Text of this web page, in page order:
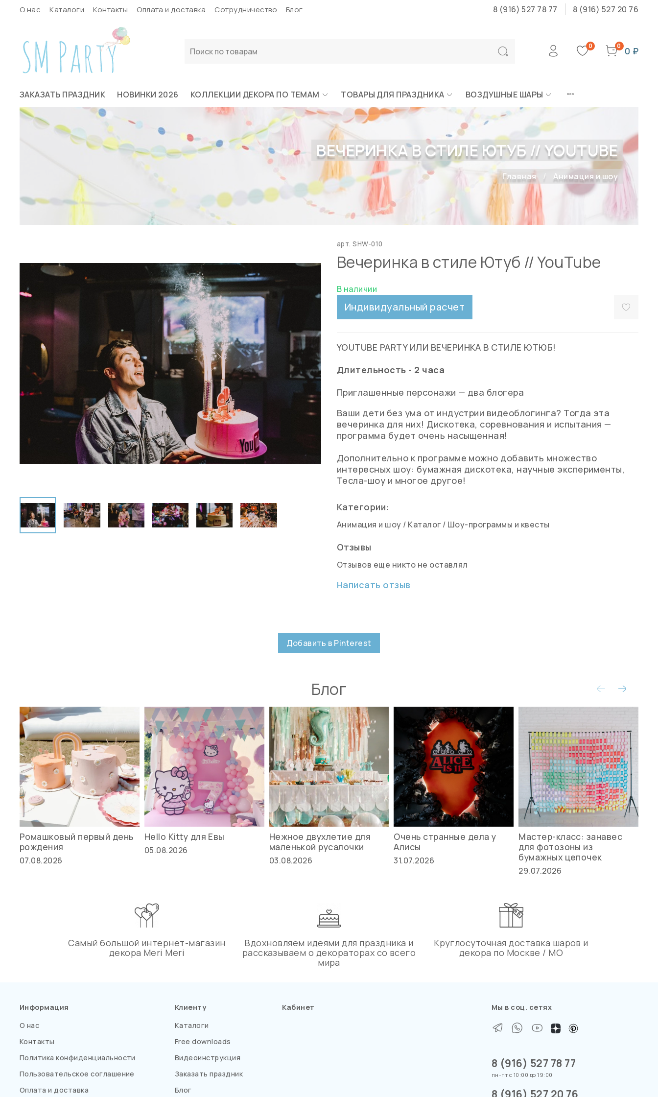
О нас Каталоги Контакты Оплата и доставка Сотрудничество Блог 8 (916) 527 78 77 8 (916) 527 20 76
0 0 0 ₽
ЗАКАЗАТЬ ПРАЗДНИК НОВИНКИ 2026 КОЛЛЕКЦИИ ДЕКОРА ПО ТЕМАМ ТОВАРЫ ДЛЯ ПРАЗДНИКА ВОЗДУШНЫЕ ШАРЫ
ВЕЧЕРИНКА В СТИЛЕ ЮТУБ // YOUTUBE
Главная Анимация и шоу
арт.SHW-010
Вечеринка в стиле Ютуб // YouTube
В наличии
Индивидуальный расчет
YOUTUBE PARTY ИЛИ ВЕЧЕРИНКА В СТИЛЕ ЮТЮБ!
Длительность - 2 часа
Приглашенные персонажи — два блогера
Ваши дети без ума от индустрии видеоблогинга? Тогда эта
вечеринка для них! Дискотека, соревнования и испытания —
программа будет очень насыщенная!
Дополнительно к программе можно добавить множество
интересных шоу: бумажная дискотека, научные эксперименты,
Тесла-шоу и многое другое!
Категории:
Анимация и шоу / Каталог / Шоу-программы и квесты
Отзывы
Отзывов еще никто не оставлял
Написать отзыв
Добавить в Pinterest
Блог
Ромашковый первый день
рождения
07.08.2026
Hello Kitty для Евы
05.08.2026
Нежное двухлетие для
маленькой русалочки
03.08.2026
Очень странные дела у
Алисы
31.07.2026
Мастер-класс: занавес
для фотозоны из
бумажных цепочек
29.07.2026
Самый большой интернет-магазин
декора Meri Meri
Вдохновляем идеями для праздника и
рассказываем о декораторах со всего
мира
Круглосуточная доставка шаров и
декора по Москве / МО
Информация
О нас
Контакты
Политика конфиденциальности
Пользовательское соглашение
Оплата и доставка
Клиенту
Каталоги
Free downloads
Видеоинструкция
Заказать праздник
Блог
Кабинет Мы в соц. сетях
8 (916) 527 78 77
пн-пт с 10:00 до 19:00
8 (916) 527 20 76